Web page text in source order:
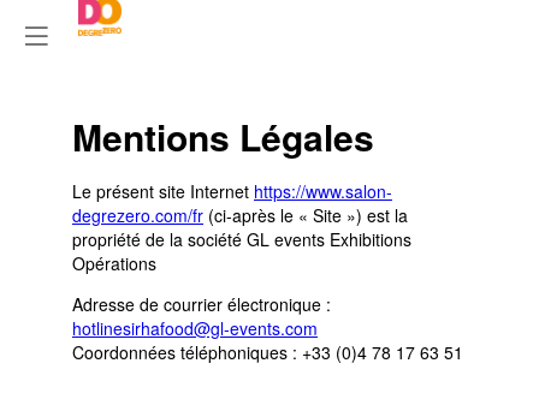
Mentions Légales
Le présent site Internet https://www.salon-
degrezero.com/fr (ci-après le « Site ») est la
propriété de la société GL events Exhibitions
Opérations
Adresse de courrier électronique :
hotlinesirhafood@gl-events.com
Coordonnées téléphoniques : +33 (0)4 78 17 63 51